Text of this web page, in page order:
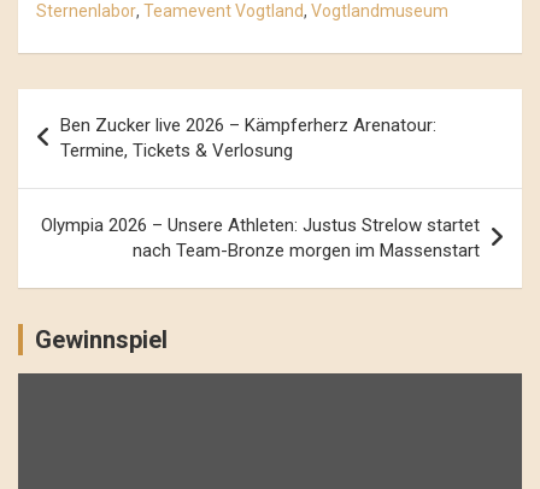
Sternenlabor, Teamevent Vogtland, Vogtlandmuseum
Navigation
Ben Zucker live 2026 – Kämpferherz Arenatour:
Termine, Tickets & Verlosung
Olympia 2026 – Unsere Athleten: Justus Strelow startet
nach Team-Bronze morgen im Massenstart
Gewinnspiel